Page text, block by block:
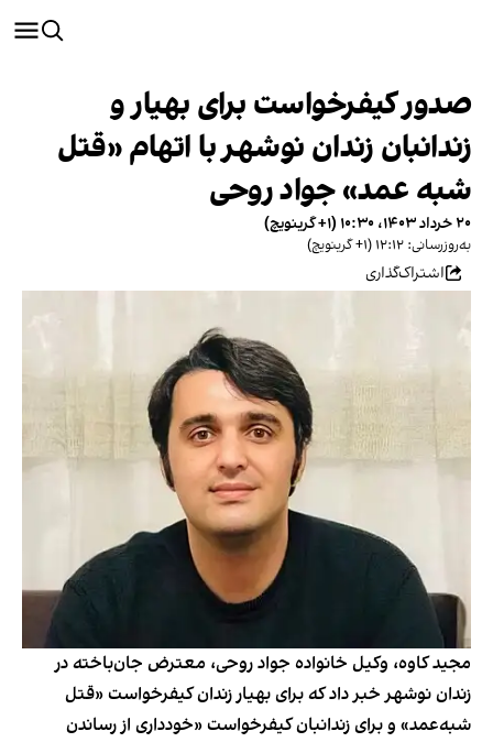
صدور کیفرخواست برای بهیار و
زندانبان زندان نوشهر با اتهام «قتل
شبه عمد» جواد روحی
۲۰ خرداد ۱۴۰۳، ۱۰:۳۰ (‎+۱ گرینویچ)
به‌روزرسانی: ۱۲:۱۲ (‎+۱ گرینویچ)
اشتراک‌گذاری
مجید کاوه، وکیل خانواده جواد روحی، معترض جان‌باخته در
زندان نوشهر خبر داد که برای بهیار زندان کیفرخواست «قتل
شبه‌عمد» و برای زندانبان کیفرخواست «خوددارى از رساندن